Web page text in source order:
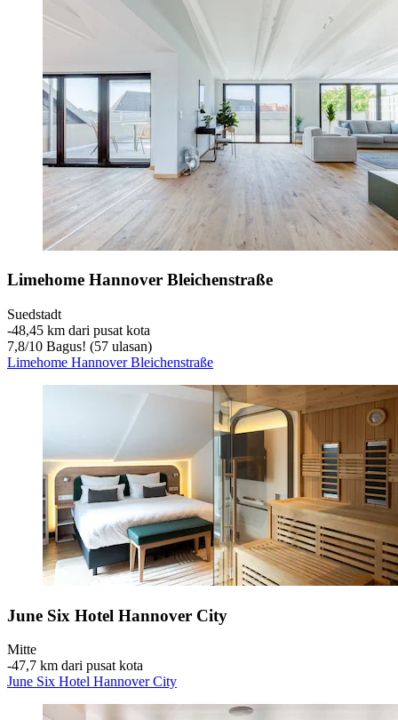
Limehome Hannover Bleichenstraße
Suedstadt
‐48,45 km dari pusat kota
7,8/10 Bagus! (57 ulasan)
Limehome Hannover Bleichenstraße
June Six Hotel Hannover City
Mitte
‐47,7 km dari pusat kota
June Six Hotel Hannover City